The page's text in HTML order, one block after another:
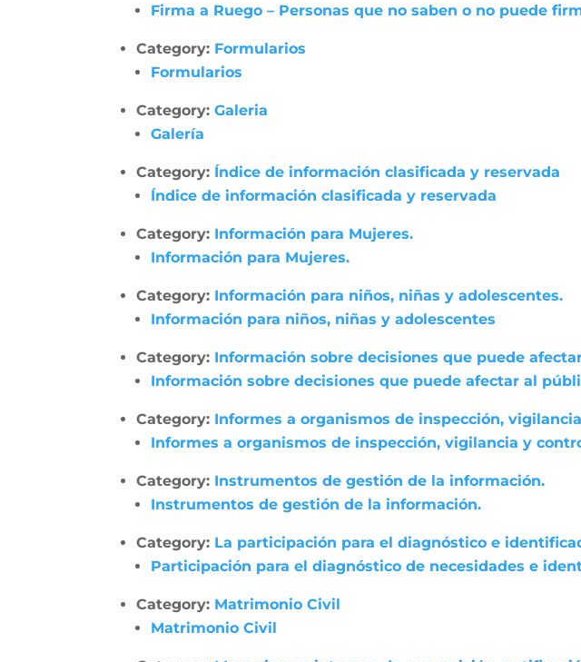
Firma a Ruego – Personas que no saben o no puede
Category: Formularios
Formularios
Category:Galeria
Galería
Category: Índice de información clasificada y reservada
Índice de información clasificada y reservada
Category: Información para Mujeres.
Información para Mujeres.
Category: Información para niños, niñas y adolescentes.
Información para niños, niñas y adolescentes
Category: Información sobre decisiones que puede
Información sobre decisiones que puede afectar al
Category: Informes a organismos de inspección,
Informes a organismos de inspección, vigilancia y
Category: Instrumentos de gestión de la información.
Instrumentos de gestión de la información.
Category: La participación para el diagnóstico e
Participación para el diagnóstico de necesidades e
Category: Matrimonio Civil
Matrimonio Civil